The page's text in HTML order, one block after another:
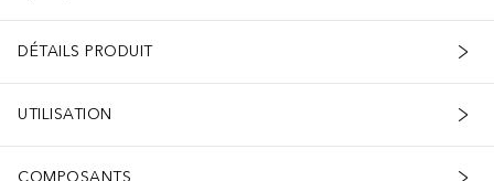
DÉTAILS PRODUIT
UTILISATION